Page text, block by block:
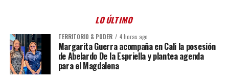
LO ÚLTIMO
TERRITORIO & PODER 4 horas ago
Margarita Guerra acompaña en Cali la posesión
de Abelardo De la Espriella y plantea agenda
para el Magdalena